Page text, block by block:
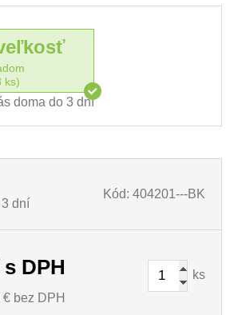
ks)
doma do 3 dní
dní
Kód: 404201---BK
s DPH
€ bez DPH
ks